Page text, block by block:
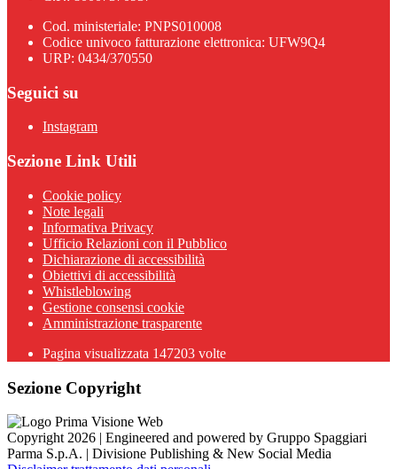
Cod. ministeriale: PNPS010008
Codice univoco fatturazione elettronica: UFW9Q4
URP: 0434/370550
Seguici su
Instagram
Sezione Link Utili
Cookie policy
Note legali
Informativa Privacy
Ufficio Relazioni con il Pubblico
Dichiarazione di accessibilità
Obiettivi di accessibilità
Whistleblowing
Gestione consensi cookie
Amministrazione trasparente
Pagina visualizzata 147203 volte
Sezione Copyright
Copyright 2026 | Engineered and powered by Gruppo Spaggiari
Parma S.p.A. | Divisione Publishing & New Social Media